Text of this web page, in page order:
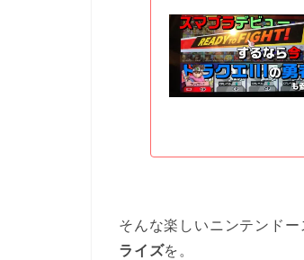
そんな楽しいニンテンド
ライズを。